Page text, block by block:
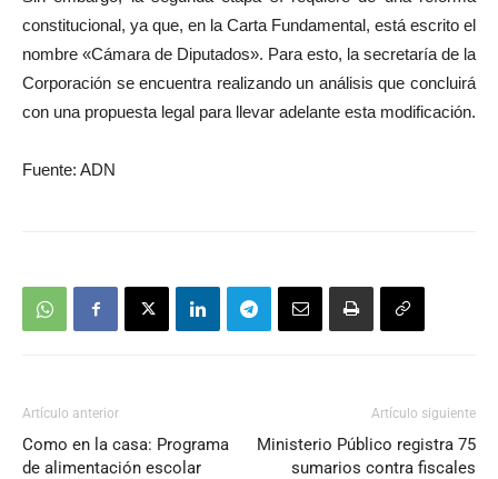
constitucional, ya que, en la Carta Fundamental, está escrito el
nombre «Cámara de Diputados». Para esto, la secretaría de la
Corporación se encuentra realizando un análisis que concluirá
con una propuesta legal para llevar adelante esta modificación.
Fuente: ADN
Artículo anterior
Como en la casa: Programa
de alimentación escolar
Artículo siguiente
Ministerio Público registra 75
sumarios contra fiscales